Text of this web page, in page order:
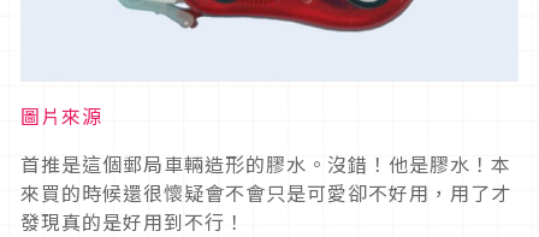
圖片來源
首推是這個郵局車輛造形的膠水。沒錯！他是膠水！本
來買的時候還很懷疑會不會只是可愛卻不好用，用了才
發現真的是好用到不行！